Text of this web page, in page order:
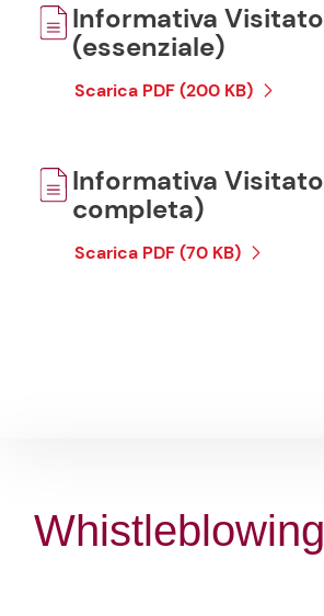
Informativa Visitatori
(essenziale)
Scarica PDF (200 KB)
Informativa Visitatori (v.
completa)
Scarica PDF (70 KB)
Whistleblowing